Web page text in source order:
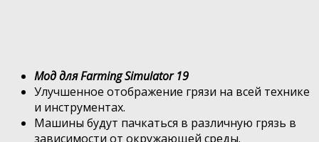
Мод для Farming Simulator 19
Улучшенное отображение грязи на всей технике
и инструментах.
Машины будут пачкаться в различную грязь в
зависимости от окружающей среды.